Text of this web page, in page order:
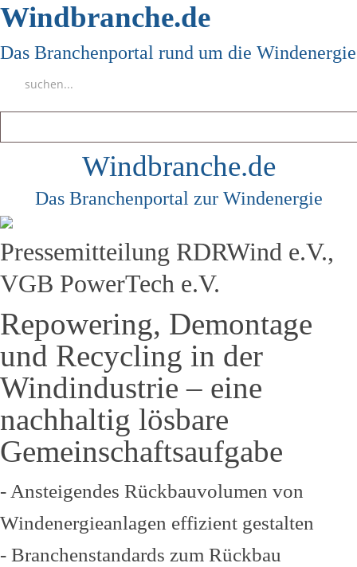
Windbranche.de
Das Branchenportal rund um die Windenergie
Windbranche.de
Das Branchenportal zur Windenergie
Pressemitteilung RDRWind e.V.,
VGB PowerTech e.V.
Repowering, Demontage
und Recycling in der
Windindustrie – eine
nachhaltig lösbare
Gemeinschaftsaufgabe
- Ansteigendes Rückbauvolumen von
Windenergieanlagen effizient gestalten
- Branchenstandards zum Rückbau